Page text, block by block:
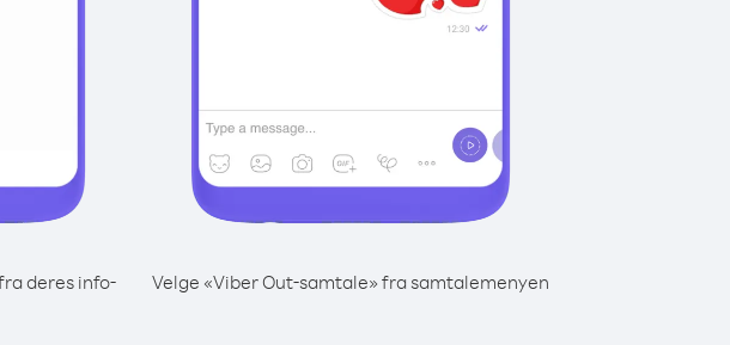
deres info-
Velge «Viber Out-samtale» fra samtalemenyen